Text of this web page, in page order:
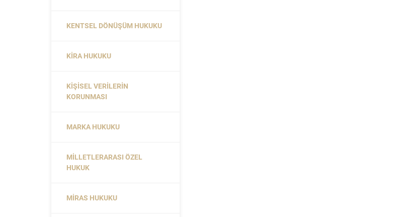
KENTSEL DÖNÜŞÜM HUKUKU
KIRA HUKUKU
KIŞISEL VERILERIN
KORUNMASI
MARKA HUKUKU
MILLETLERARASI ÖZEL
HUKUK
MIRAS HUKUKU